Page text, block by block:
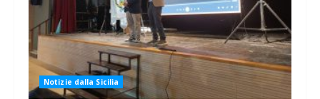
Notizie dalla Sicilia